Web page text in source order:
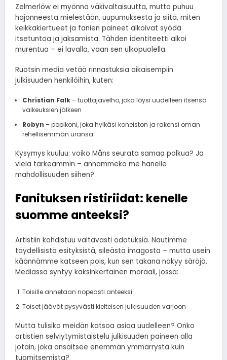
Zelmerlöw ei myönnä väkivaltaisuutta, mutta puhuu
hajonneesta mielestään, uupumuksesta ja siitä, miten
keikkakiertueet ja fanien paineet alkoivat syödä
itsetuntoa ja jaksamista. Tähden identiteetti alkoi
murentua – ei lavalla, vaan sen ulkopuolella.
Ruotsin media vetää rinnastuksia aikaisempiin
julkisuuden henkilöihin, kuten:
Christian Falk– tuottajavelho, joka löysi uudelleen itsensä
vaikeuksien jälkeen
Robyn – popikoni, joka hylkäsi koneiston ja rakensi oman
rehellisemmän uransa
Kysymys kuuluu: voiko Måns seurata samaa polkua? Ja
vielä tärkeämmin – annammeko me hänelle
mahdollisuuden siihen?
Fanituksen ristiriidat: kenelle
suomme anteeksi?
Artistiin kohdistuu valtavasti odotuksia. Nautimme
täydellisistä esityksistä, sileästä imagosta – mutta usein
käännämme katseen pois, kun sen takana näkyy säröjä.
Mediassa syntyy kaksinkertainen moraali, jossa:
Toisille annetaan nopeasti anteeksi
Toiset jäävät pysyvästi kielteisen julkisuuden varjoon
Mutta tulisiko meidän katsoa asiaa uudelleen? Onko
artistien selviytymistaistelu julkisuuden paineen alla
jotain, joka ansaitsee enemmän ymmärrystä kuin
tuomitsemista?